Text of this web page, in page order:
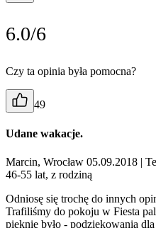
6.0/6
Czy ta opinia była pomocna?
49
Udane wakacje.
Marcin, Wrocław 05.09.2018 |
46-55 lat, z rodziną
Odniosę się trochę do innych
Trafiliśmy do pokoju w Fiesta
pięknie było - podziękowania